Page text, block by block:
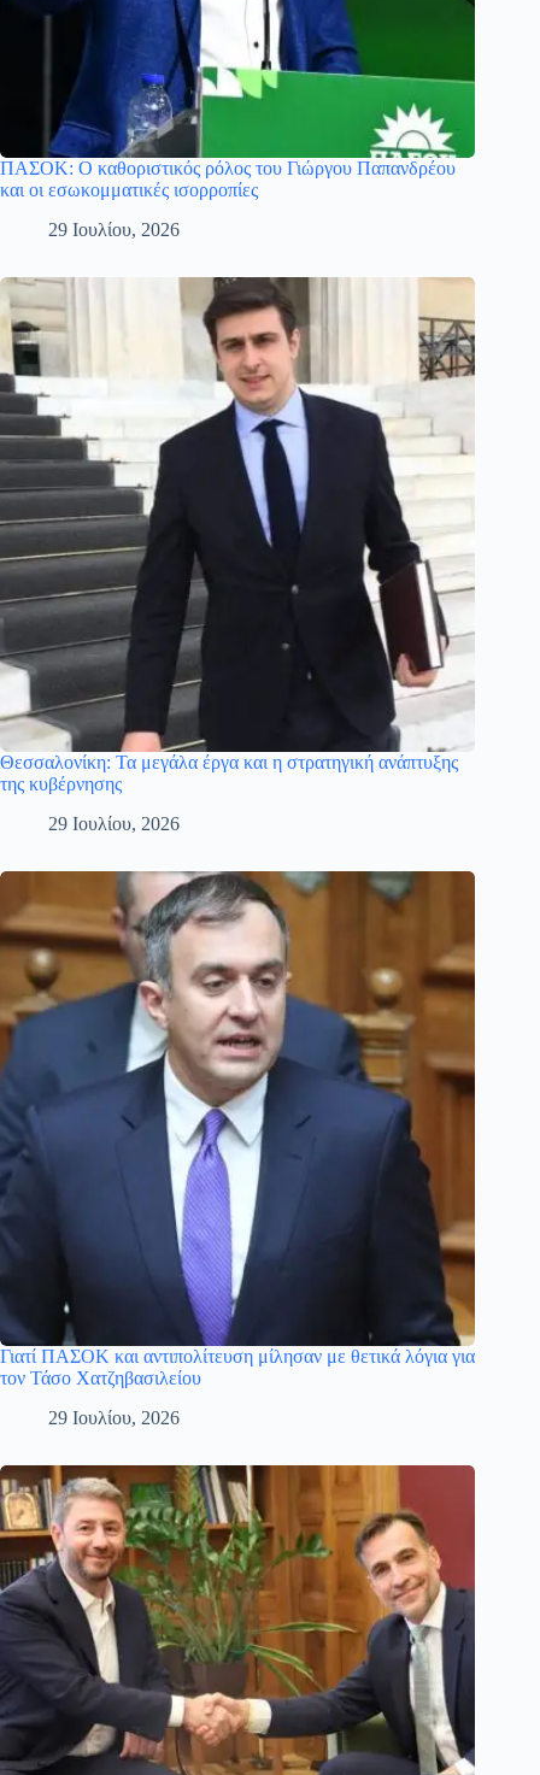
ΠΑΣΟΚ: Ο καθοριστικός ρόλος του Γιώργου Παπανδρέου
και οι εσωκομματικές ισορροπίες
29 Ιουλίου, 2026
Θεσσαλονίκη: Τα μεγάλα έργα και η στρατηγική ανάπτυξης
της κυβέρνησης
29 Ιουλίου, 2026
Γιατί ΠΑΣΟΚ και αντιπολίτευση μίλησαν με θετικά λόγια για
τον Τάσο Χατζηβασιλείου
29 Ιουλίου, 2026